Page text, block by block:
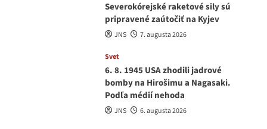
Severokórejské raketové sily sú
pripravené zaútočiť na Kyjev
JNS 7. augusta 2026
Svet
6. 8. 1945 USA zhodili jadrové
bomby na Hirošimu a Nagasaki.
Podľa médií nehoda
JNS 6. augusta 2026